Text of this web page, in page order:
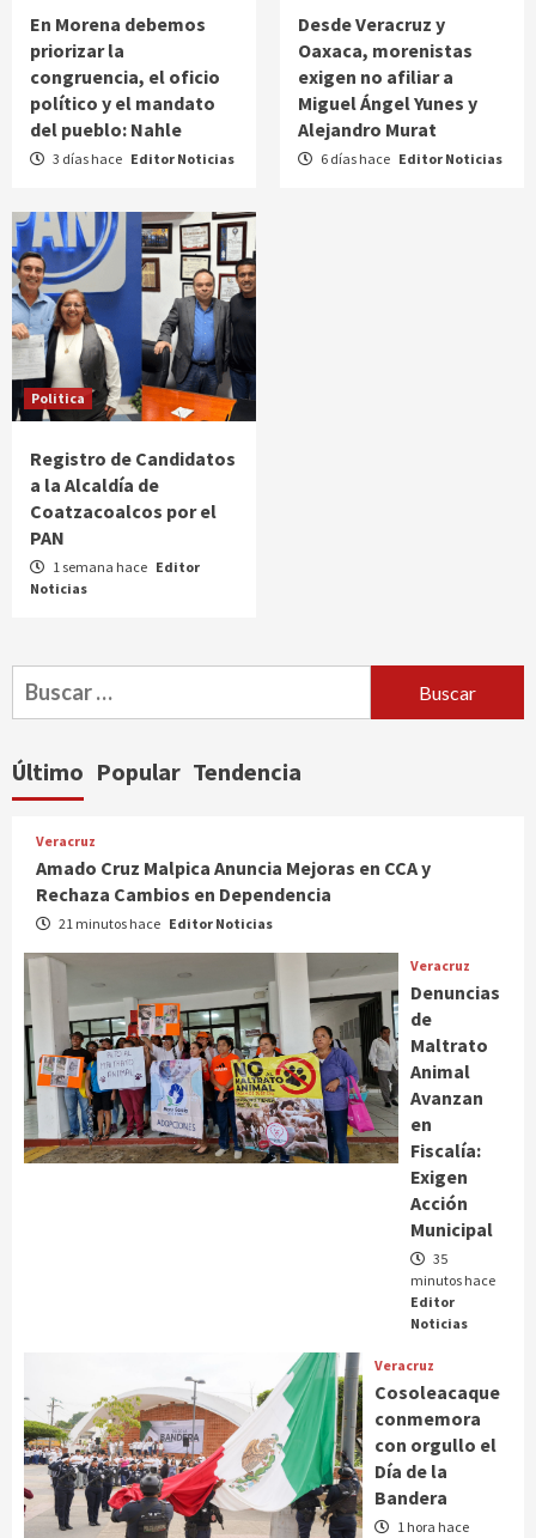
En Morena debemos
priorizar la
congruencia, el oficio
político y el mandato
del pueblo: Nahle
3 días hace Editor Noticias
Desde Veracruz y
Oaxaca, morenistas
exigen no afiliar a
Miguel Ángel Yunes y
Alejandro Murat
6 días hace Editor Noticias
Politica
Registro de Candidatos
a la Alcaldía de
Coatzacoalcos por el
PAN
1 semana hace Editor
Noticias
Buscar:
Último Popular Tendencia
Veracruz
Amado Cruz Malpica Anuncia Mejoras en CCA y
Rechaza Cambios en Dependencia
21 minutos hace Editor Noticias
Veracruz
Denuncias
de
Maltrato
Animal
Avanzan
en
Fiscalía:
Exigen
Acción
Municipal
35
minutos hace
Editor
Noticias
Veracruz
Cosoleacaque
conmemora
con orgullo el
Día de la
Bandera
1 hora hace